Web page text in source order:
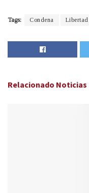
Tags: Condena Libertad
Relacionado Noticias